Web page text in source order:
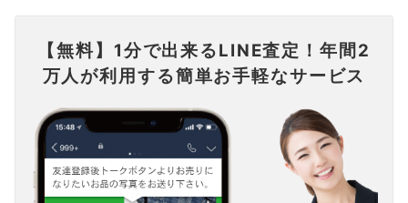
【無料】1分で出来るLINE査定！年間2
万人が利用する簡単お手軽なサービス